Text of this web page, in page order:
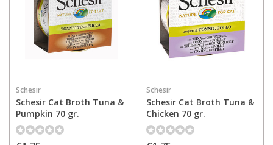
Schesir
Schesir Cat Broth Tuna &
Pumpkin 70 gr.
Schesir
Schesir Cat Broth Tuna &
Chicken 70 gr.